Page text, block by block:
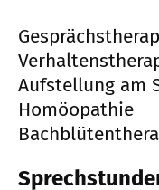
Aufstellung am
Homöopathie